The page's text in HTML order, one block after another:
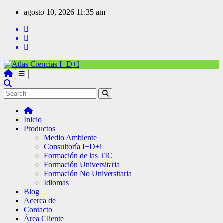
agosto 10, 2026 11:35 am
Inicio
Productos
Medio Ambiente
Consultoría I+D+i
Formación de las TIC
Formación Universitaria
Formación No Universitaria
Idiomas
Blog
Acerca de
Contacto
Área Cliente